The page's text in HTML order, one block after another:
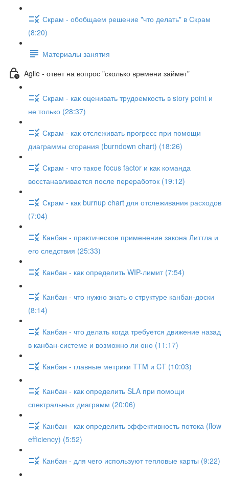
Скрам - обобщаем решение "что делать" в Скрам
(8:20)
Материалы занятия
Agile - ответ на вопрос "сколько времени займет"
Скрам - как оценивать трудоемкость в story point и
не только (28:37)
Скрам - как отслеживать прогресс при помощи
диаграммы сгорания (burndown chart) (18:26)
Скрам - что такое focus factor и как команда
восстанавливается после переработок (19:12)
Скрам - как burnup chart для отслеживания расходов
(7:04)
Канбан - практическое применение закона Литтла и
его следствия (25:33)
Канбан - как определить WIP-лимит (7:54)
Канбан - что нужно знать о структуре канбан-доски
(8:14)
Канбан - что делать когда требуется движение назад
в канбан-системе и возможно ли оно (11:17)
Канбан - главные метрики TTM и CT (10:03)
Канбан - как определить SLA при помощи
спектральных диаграмм (20:06)
Канбан - как определить эффективность потока (flow
efficiency) (5:52)
Канбан - для чего используют тепловые карты (9:22)